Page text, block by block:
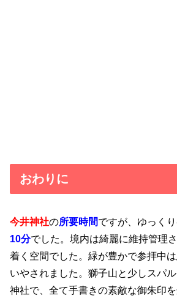
おわりに
今井神社の所要時間ですが、ゆっく
10分でした。境内は綺麗に維持管理
着く空間でした。緑が豊かで参拝中
いやされました。獅子山と少しスパ
神社で、全て手書きの素敵な御朱印